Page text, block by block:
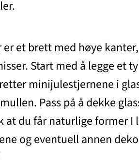
et brett med høye
Start med å legge et
minijulestjernene i
Pass på å dekke
at du får naturlige former I
og eventuell annen